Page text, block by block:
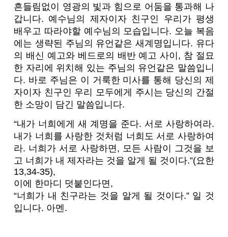
흔들림없이 영광의 빛과 힘으로 어둠을 통과해 나
갑니다. 예수님의 제자이자 친구인 우리가 평생
배우고 따라야할 예수님의 모습입니다. 오늘 복음
에는 생략된 주님의 유언같은 새계명입니다. 유다
의 배신 예고와 베드로의 배반 예고 사이, 참 절묘
한 자리에 위치해 있는 주님의 유언같은 말씀입니
다. 바로 주님은 이 거룩한 미사를 통해 당신의 제
자이자 친구인 우리 모두에게 주시는 당신의 간절
한 소망이 담긴 말씀입니다.
“내가 너희에게 새 계명을 준다. 서로 사랑하여라.
내가 너희를 사랑한 것처럼 너희도 서로 사랑하여
라. 너희가 서로 사랑하면, 모든 사람이 그것을 보
고 너희가 내 제자라는 것을 알게 될 것이다.”(요한
13,34-35),
이에 한마디 덧붙인다면,
“너희가 내 친구라는 것을 알게 될 것이다.” 일 것
입니다. 아멘.